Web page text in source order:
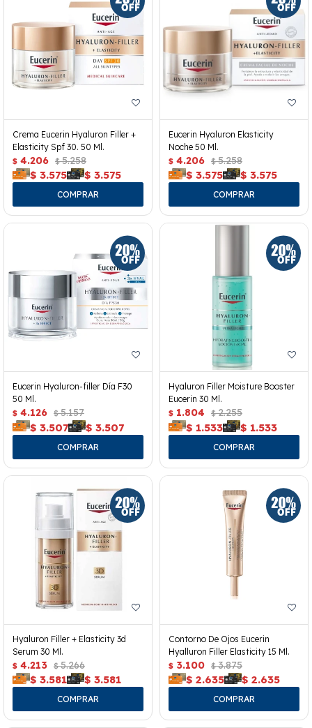
Crema Eucerin Hyaluron Filler +
Elasticity Spf 30. 50 Ml.
$ 4.206 $ 5.258
$ 3.575 $ 3.575
Eucerin Hyaluron Elasticity
Noche 50 Ml.
$ 4.206 $ 5.258
$ 3.575 $ 3.575
Eucerin Hyaluron-filler Día F30
50 Ml.
$ 4.126 $ 5.157
$ 3.507 $ 3.507
Hyaluron Filler Moisture Booster
Eucerin 30 Ml.
$ 1.804 $ 2.255
$ 1.533 $ 1.533
Hyaluron Filler + Elasticity 3d
Serum 30 Ml.
$ 4.213 $ 5.266
$ 3.581 $ 3.581
Contorno De Ojos Eucerin
Hyalluron Filler Elasticity 15 Ml.
$ 3.100 $ 3.875
$ 2.635 $ 2.635